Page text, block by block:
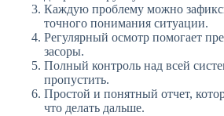
Каждую проблему можно
точного понимания ситуации.
Регулярный осмотр помогает
засоры.
Полный контроль над всей
пропустить.
Простой и понятный отчет,
что делать дальше.